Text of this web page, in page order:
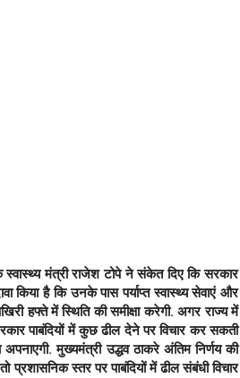
मंत्री राजेश टोपे ने संकेत दिए कि सरकार
किया है कि उनके पास पर्याप्‍त स्‍वास्‍थ्‍य सेवाएं और
हफ्ते में स्थिति की समीक्षा करेगी. अगर राज्‍य में
पाबंदियों में कुछ ढील देने पर विचार कर सकती
मुख्‍यमंत्री उद्धव ठाकरे अंतिम निर्णय की
स्‍तर पर पाबंदियों में ढील संबंधी विचार